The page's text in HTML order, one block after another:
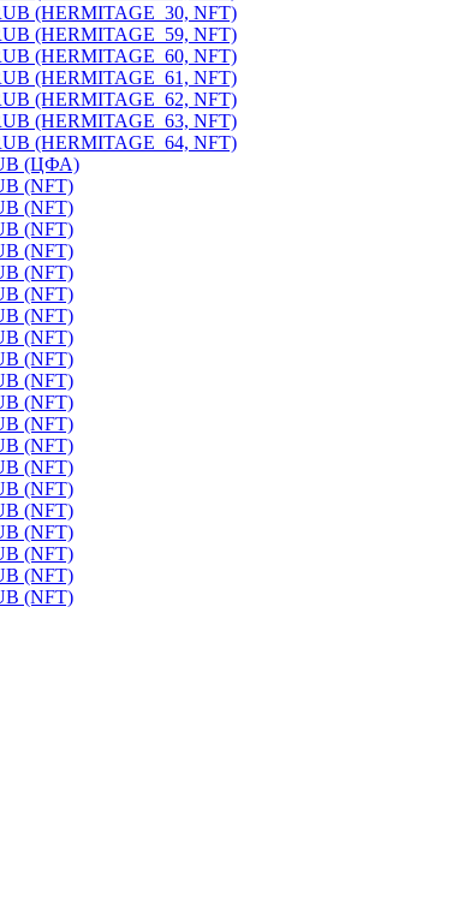
(HERMITAGE_30, NFT)
(HERMITAGE_59, NFT)
(HERMITAGE_60, NFT)
(HERMITAGE_61, NFT)
(HERMITAGE_62, NFT)
(HERMITAGE_63, NFT)
(HERMITAGE_64, NFT)
(ЦФА)
(NFT)
(NFT)
(NFT)
(NFT)
(NFT)
(NFT)
(NFT)
(NFT)
(NFT)
(NFT)
(NFT)
(NFT)
(NFT)
(NFT)
(NFT)
(NFT)
(NFT)
(NFT)
(NFT)
(NFT)